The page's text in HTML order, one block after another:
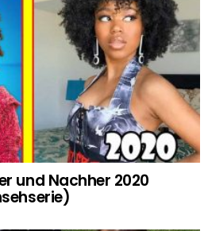
und Nachher 2020